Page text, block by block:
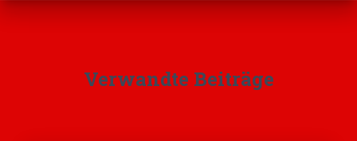
Verwandte Beiträge